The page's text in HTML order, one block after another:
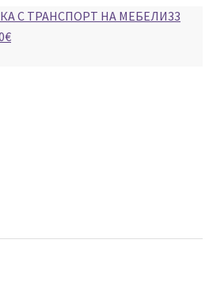
С ТРАНСПОРТ НА МЕБЕЛИ33